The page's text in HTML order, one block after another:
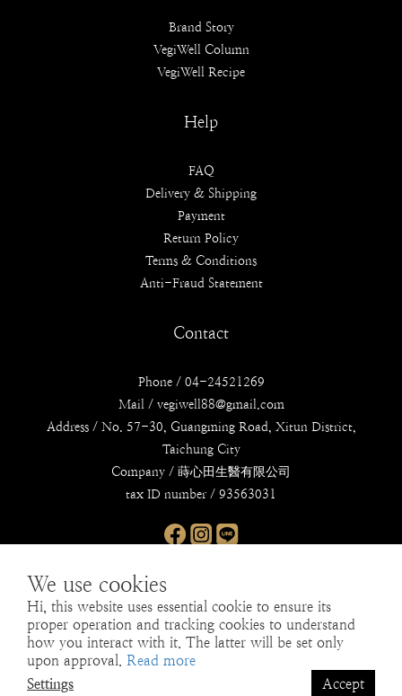
We use cookies
Hi, this website uses essential cookie to ensure its
proper operation and tracking cookies to understand
how you interact with it. The latter will be set only
upon approval. Read more
Settings
Accept
Brand Story
VegiWell Column
VegiWell Recipe
Help
FAQ
Delivery & Shipping
Payment
Return Policy
Terms & Conditions
Anti-Fraud Statement
Contact
Phone / 04-24521269
Mail / vegiwell88@gmail.com
Address / No. 57-30, Guangming Road, Xitun District,
Taichung City
Company / 蒔心田生醫有限公司
tax ID number / 93563031
English